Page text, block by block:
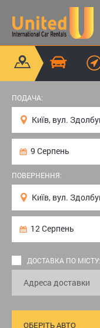
ПОДАЧА:
ПОВЕРНЕННЯ:
ДОСТАВКА ПО МІСТУ: